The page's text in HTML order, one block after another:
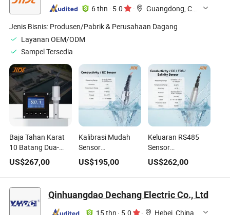
6 thn · 5.0 ·
Guangdong, China
Jenis Bisnis: Produsen/Pabrik & Perusahaan Dagang
Layanan OEM/ODM
Sampel Tersedia
Baja Tahan Karat
10 Batang Dua-
Kawat Suhu Tinggi
200℃ Sensor
Konduktivitas Ec
Industri Daring
untuk Sistem RO
Air Umpan Boiler
US$267,00
Kalibrasi Mudah
Sensor
Konduktivitas /
TDS / Ec Industri
untuk Pengolahan
US$195,00
Keluaran RS485
Sensor
Konduktivitas
Digital Online Ec
TDS untuk
Murni Eca-Ec
US$262,00
Qinhuangdao Dechang Electric Co., Ltd
15 thn · 5.0 ·
Hebei, China